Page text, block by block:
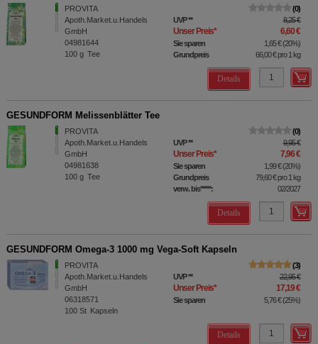
PROVITA
Apoth.Market.u.Handels
GmbH
04981644
100 g Tee
0
UVP** 8,25 €
Unser Preis* 6,60 €
Sie sparen 1,65 €(20%)
Grundpreis
66,00 €pro 1 kg
Details
GESUNDFORM Melissenblätter Tee
PROVITA
Apoth.Market.u.Handels
GmbH
04981638
100 g Tee
0
UVP** 9,95 €
Unser Preis* 7,96 €
Sie sparen 1,99 €(20%)
Grundpreis
79,60 €pro 1 kg
verw. bis*****:
02/2027
Details
GESUNDFORM Omega-3 1000 mg Vega-Soft Kapseln
PROVITA
Apoth.Market.u.Handels
GmbH
06318571
100 St Kapseln
3
UVP** 22,95 €
Unser Preis* 17,19 €
Sie sparen 5,76 €(25%)
Details